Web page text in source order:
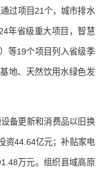
过项目21个，城市排水
年省级重大项目，智慧
等19个项目列入省级季
地、天然饮用水绿色发
备更新和消费品以旧换
资44.64亿元；补贴家电
万元。组织县域高原